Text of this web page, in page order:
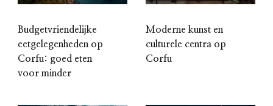
Budgetvriendelijke
eetgelegenheden op
Corfu: goed eten
voor minder
Moderne kunst en
culturele centra op
Corfu